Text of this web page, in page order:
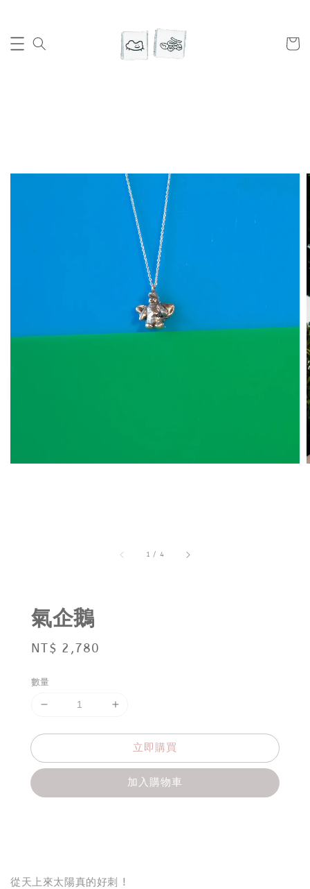
1 / 4
氣企鵝
Regular
NT$ 2,780
數量
立即購買
加入購物車
從天上來太陽真的好刺 !